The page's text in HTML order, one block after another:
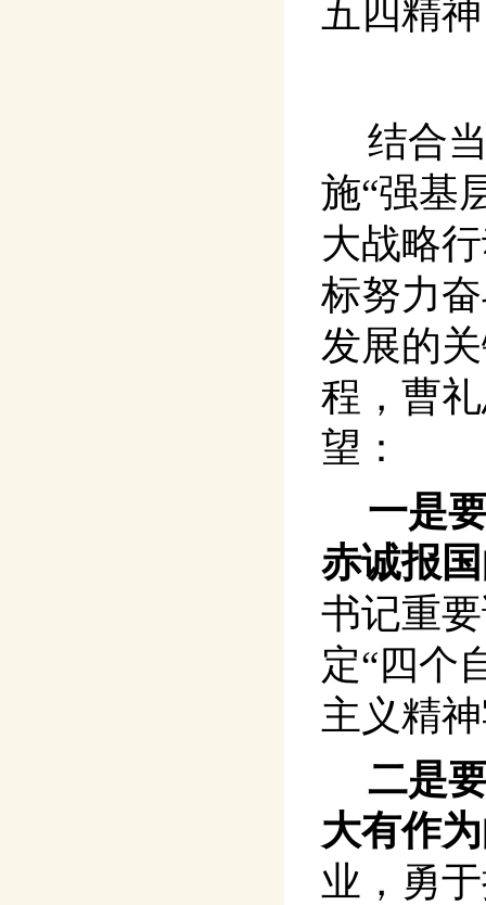
五四精
结合
施“强基
大战略
标努力
发展的
程，曹
望：
一是
赤诚报
书记重
定“四个
主义精
二是
大有作
业，勇